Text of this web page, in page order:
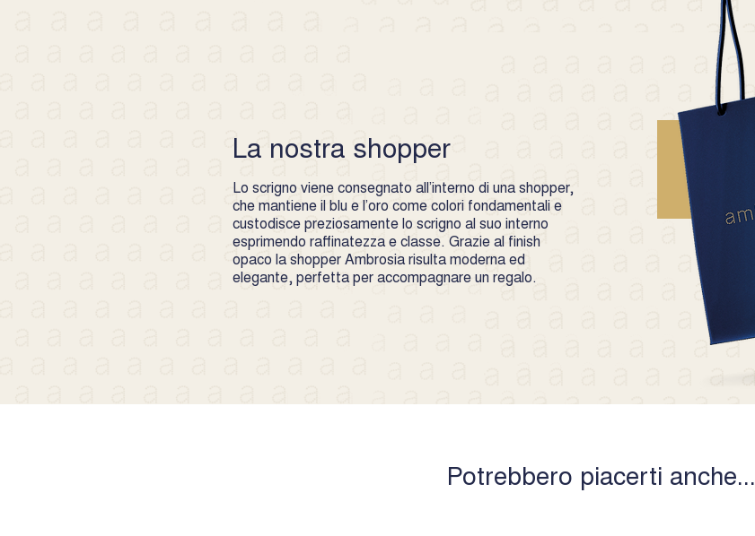
Lo scrigno viene consegnato all’interno di una shopper,
che mantiene il blu e l’oro come colori fondamentali e
custodisce preziosamente lo scrigno al suo interno
esprimendo raffinatezza e classe. Grazie al finish
opaco la shopper Ambrosia risulta moderna ed
elegante, perfetta per accompagnare un regalo.
La nostra shopper
Potrebbero piacerti anche...